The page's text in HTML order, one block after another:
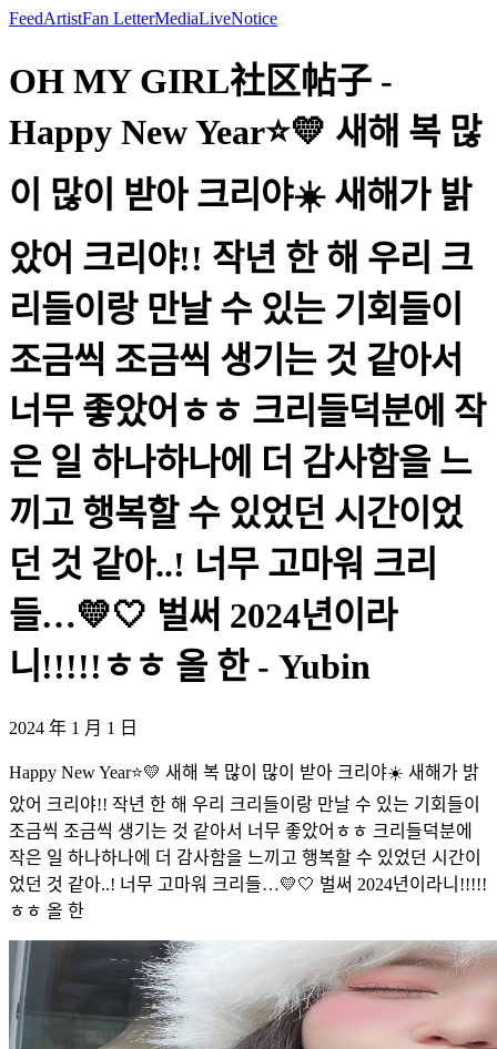
FeedArtistFan LetterMediaLiveNotice
OH MY GIRL社区帖子 -
Happy New Year⭐️💛 새해 복 많
이 많이 받아 크리야☀️ 새해가 밝
았어 크리야!! 작년 한 해 우리 크
리들이랑 만날 수 있는 기회들이
조금씩 조금씩 생기는 것 같아서
너무 좋았어ㅎㅎ 크리들덕분에 작
은 일 하나하나에 더 감사함을 느
끼고 행복할 수 있었던 시간이었
던 것 같아..! 너무 고마워 크리
들…💛🤍 벌써 2024년이라
니!!!!!ㅎㅎ 올 한 - Yubin
2024 年 1 月 1 日
Happy New Year⭐️💛 새해 복 많이 많이 받아 크리야☀️ 새해가 밝
았어 크리야!! 작년 한 해 우리 크리들이랑 만날 수 있는 기회들이
조금씩 조금씩 생기는 것 같아서 너무 좋았어ㅎㅎ 크리들덕분에
작은 일 하나하나에 더 감사함을 느끼고 행복할 수 있었던 시간이
었던 것 같아..! 너무 고마워 크리들…💛🤍 벌써 2024년이라니!!!!!
ㅎㅎ 올 한